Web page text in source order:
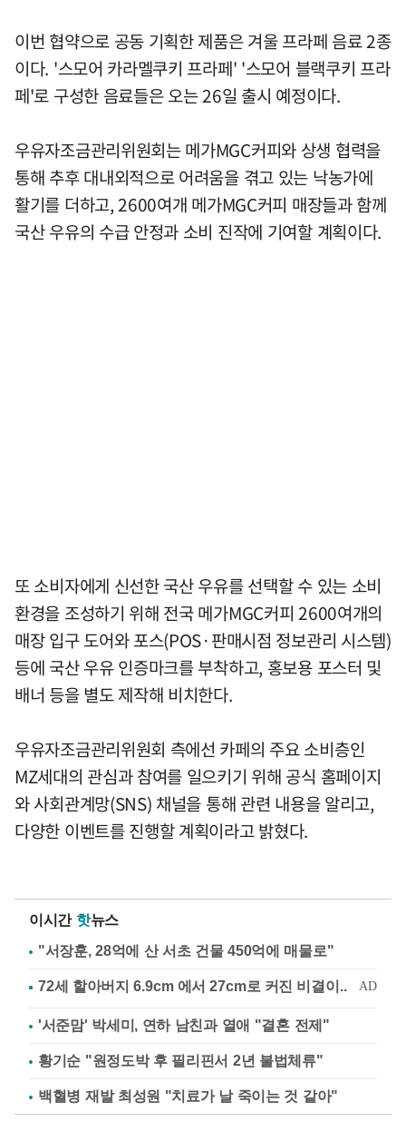
이번 협약으로 공동 기획한 제품은 겨울 프라페 음료 2종
이다. '스모어 카라멜쿠키 프라페' '스모어 블랙쿠키 프라
페'로 구성한 음료들은 오는 26일 출시 예정이다.
우유자조금관리위원회는 메가MGC커피와 상생 협력을
통해 추후 대내외적으로 어려움을 겪고 있는 낙농가에
활기를 더하고, 2600여개 메가MGC커피 매장들과 함께
국산 우유의 수급 안정과 소비 진작에 기여할 계획이다.
또 소비자에게 신선한 국산 우유를 선택할 수 있는 소비
환경을 조성하기 위해 전국 메가MGC커피 2600여개의
매장 입구 도어와 포스(POS·판매시점 정보관리 시스템)
등에 국산 우유 인증마크를 부착하고, 홍보용 포스터 및
배너 등을 별도 제작해 비치한다.
우유자조금관리위원회 측에선 카페의 주요 소비층인
MZ세대의 관심과 참여를 일으키기 위해 공식 홈페이지
와 사회관계망(SNS) 채널을 통해 관련 내용을 알리고,
다양한 이벤트를 진행할 계획이라고 밝혔다.
이시간 핫뉴스
"서장훈, 28억에 산 서초 건물 450억에 매물로"
'서준맘' 박세미, 연하 남친과 열애 "결혼 전제"
황기순 "원정도박 후 필리핀서 2년 불법체류"
백혈병 재발 최성원 "치료가 날 죽이는 것 같아"